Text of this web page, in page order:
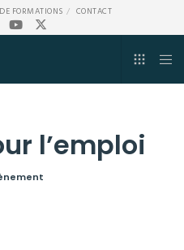
FORMATIONS CONTACT
l’emploi